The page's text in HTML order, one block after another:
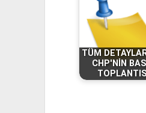
TÜM
CHP'NİN
TOPLANTISI